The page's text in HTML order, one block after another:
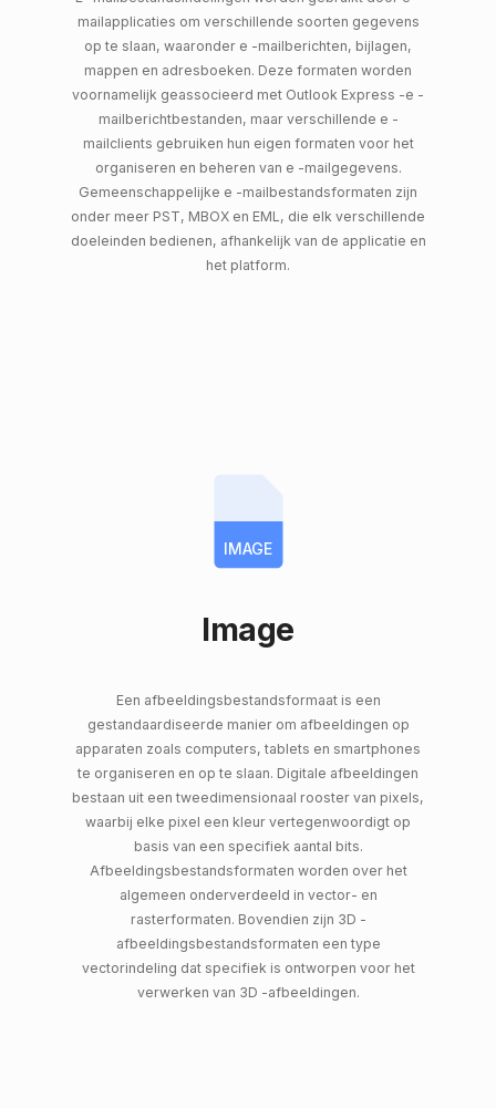
mailapplicaties om verschillende soorten gegevens
op te slaan, waaronder e -mailberichten, bijlagen,
mappen en adresboeken. Deze formaten worden
voornamelijk geassocieerd met Outlook Express -e -
mailberichtbestanden, maar verschillende e -
mailclients gebruiken hun eigen formaten voor het
organiseren en beheren van e -mailgegevens.
Gemeenschappelijke e -mailbestandsformaten zijn
onder meer PST, MBOX en EML, die elk verschillende
doeleinden bedienen, afhankelijk van de applicatie en
het platform.
IMAGE
Image
Een afbeeldingsbestandsformaat is een
gestandaardiseerde manier om afbeeldingen op
apparaten zoals computers, tablets en smartphones
te organiseren en op te slaan. Digitale afbeeldingen
bestaan ​​uit een tweedimensionaal rooster van pixels,
waarbij elke pixel een kleur vertegenwoordigt op
basis van een specifiek aantal bits.
Afbeeldingsbestandsformaten worden over het
algemeen onderverdeeld in vector- en
rasterformaten. Bovendien zijn 3D -
afbeeldingsbestandsformaten een type
vectorindeling dat specifiek is ontworpen voor het
verwerken van 3D -afbeeldingen.